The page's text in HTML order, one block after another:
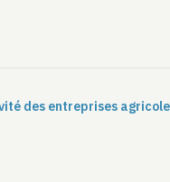
des entreprises